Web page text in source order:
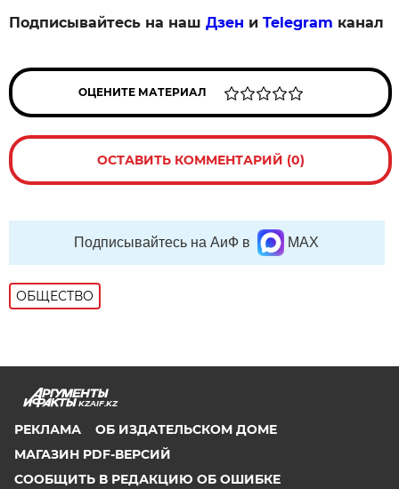
Подписывайтесь на нашДзен иTelegram канал
ОЦЕНИТЕ МАТЕРИАЛ
ОСТАВИТЬ КОММЕНТАРИЙ (0)
Подписывайтесь на АиФ в MAX
ОБЩЕСТВО
KZAIF.KZ
РЕКЛАМА
ОБ ИЗДАТЕЛЬСКОМ ДОМЕ
МАГАЗИН PDF-ВЕРСИЙ
СООБЩИТЬ В РЕДАКЦИЮ ОБ ОШИБКЕ